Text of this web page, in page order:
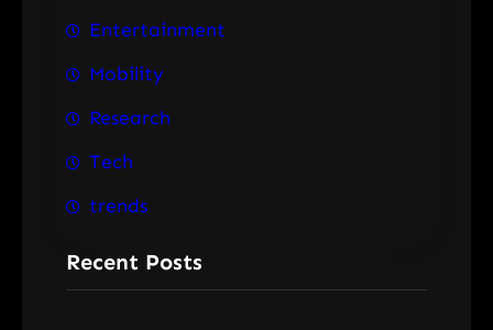
Entertainment
Mobility
Research
Tech
trends
Recent Posts